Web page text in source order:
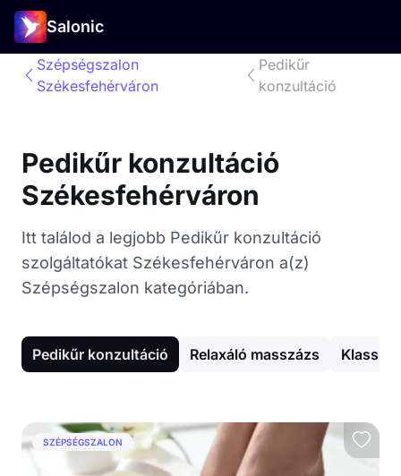
Salonic
Szépségszalon
Székesfehérváron
Pedikűr
konzultáció
Pedikűr konzultáció
Székesfehérváron
Itt találod a legjobb Pedikűr konzultáció
szolgáltatókat Székesfehérváron a(z)
Szépségszalon kategóriában.
Pedikűr konzultáció Relaxáló masszázs
SZÉPSÉGSZALON